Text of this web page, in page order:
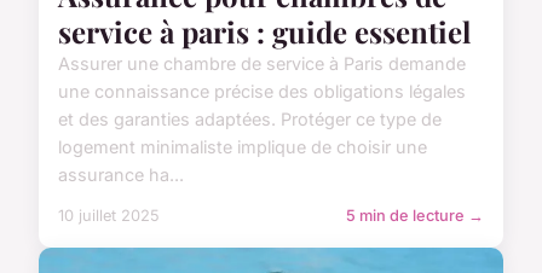
service à paris : guide essentiel
Assurer une chambre de service à Paris demande
une connaissance précise des obligations légales
et des garanties adaptées. Protéger ce type de
logement minimaliste implique de choisir une
assurance ha...
10 juillet 2025 5 min de lecture →